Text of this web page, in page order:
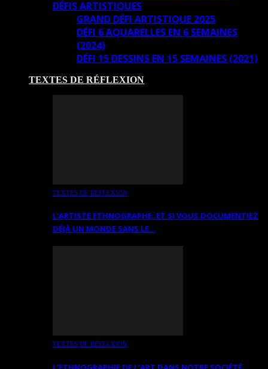
DÉFIS ARTISTIQUES
GRAND DÉFI ARTISTIQUE 2025
DÉFI 6 AQUARELLES EN 6 SEMAINES
(2024)
DÉFI 15 DESSINS EN 15 SEMAINES (2021)
TEXTES DE RÉFLEXION
TEXTES DE RÉFLEXION
L’ARTISTE ETHNOGRAPHE: ET SI VOUS DOCUMENTIEZ
DÉJÀ UN MONDE SANS LE…
TEXTES DE RÉFLEXION